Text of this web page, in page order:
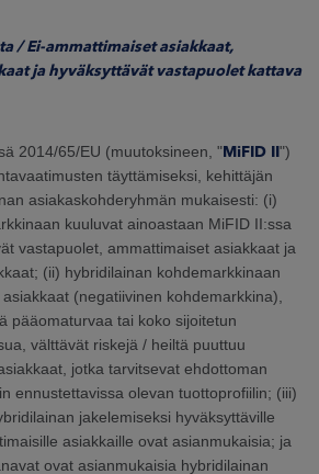
/ Ei-ammattimaiset asiakkaat,
ja hyväksyttävät vastapuolet kattava
2014/65/EU (muutoksineen, "MiFID II")
täyttämiseksi, kehittäjän
asiakaskohderyhmän mukaisesti: (i)
kuuluvat ainoastaan MiFID II:ssa
vastapuolet, ammattimaiset asiakkaat ja
(ii) hybridilainan kohdemarkkinaan
(negatiivinen kohdemarkkina),
pääomaturvaa tai koko sijoitetun
välttävät riskejä / heiltä puuttuu
jotka tarvitsevat ehdottoman
ennustettavissa olevan tuottoprofiilin; (iii)
jakelemiseksi hyväksyttäville
asiakkaille ovat asianmukaisia; ja
ovat asianmukaisia hybridilainan